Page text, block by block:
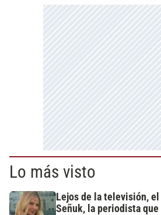
Lo más visto
Lejos de la televisión,
Señuk, la periodista que